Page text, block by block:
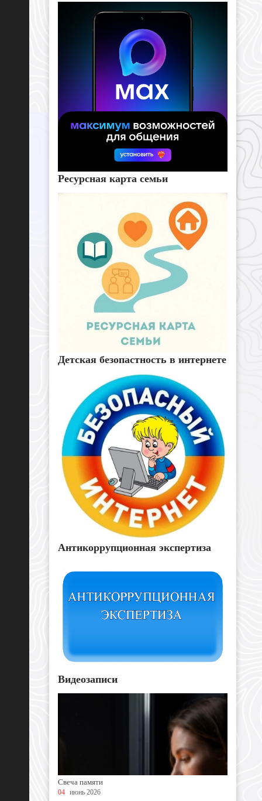
Ресурсная карта семьи
Детская безопастность в интернете
Антикоррупционная экспертиза
Видеозаписи
Свеча памяти
04 июнь 2026